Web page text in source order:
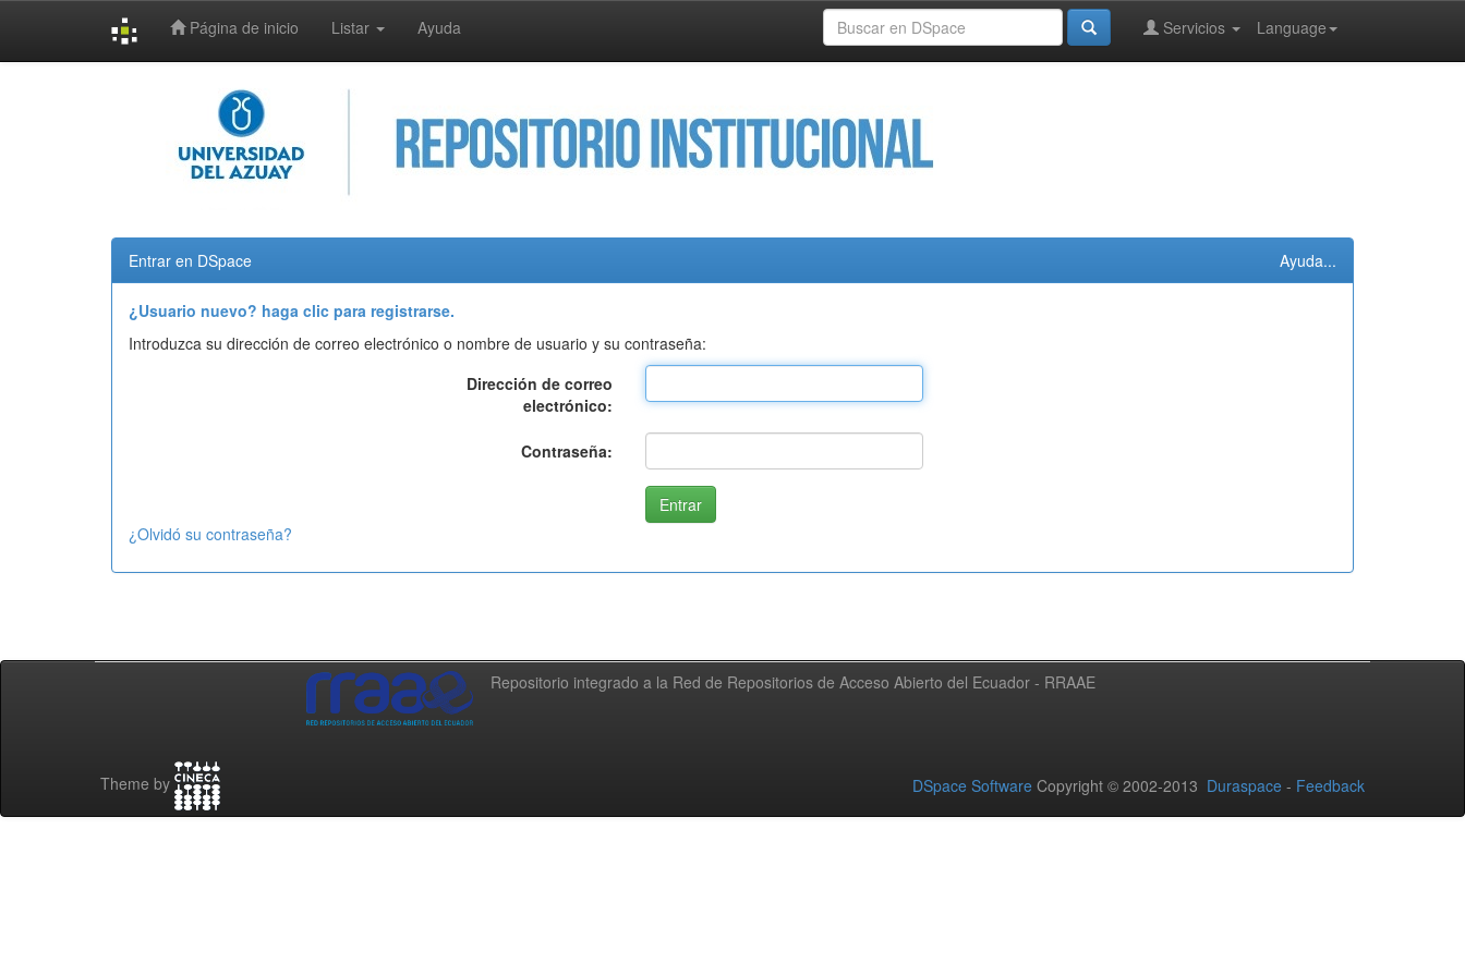
Página de inicio Listar Ayuda Language
Servicios
Entrar en DSpace Ayuda...
¿Usuario nuevo? haga clic para registrarse.
Introduzca su dirección de correo electrónico o nombre de usuario y su contraseña:
Dirección de correo
electrónico:
Contraseña:
¿Olvidó su contraseña?
Repositorio integrado a la Red de Repositorios de Acceso Abierto del Ecuador - RRAAE
Theme by DSpace Software Copyright © 2002-2013 Duraspace - Feedback